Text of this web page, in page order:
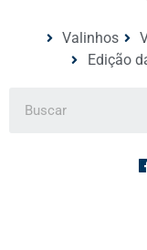
Valinhos
Edição